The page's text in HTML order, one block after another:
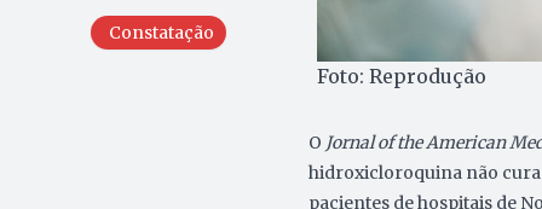
Constatação
Foto: Reprodução
O Jornal of the American
hidroxicloroquina não
pacientes de hospitais de